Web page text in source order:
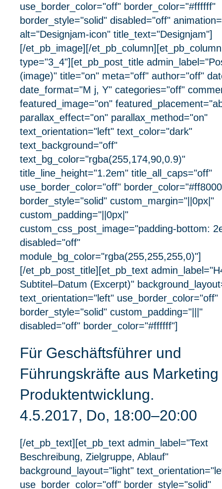
use_border_color="off" border_color="#ffffff"
border_style="solid" disabled="off"
alt="Designjam-icon" title_text="Designjam"]
[/et_pb_image][/et_pb_column][et_pb_column
type="3_4"][et_pb_post_title
(image)" title="on" meta="off" author="off"
date_format="M j, Y" categories="off"
featured_image="on"
parallax_effect="on" parallax_method="on"
text_orientation="left" text_color="dark"
text_background="off"
text_bg_color="rgba(255,174,90,0.9)"
title_line_height="1.2em" title_all_caps="off"
use_border_color="off"
border_style="solid" custom_margin="||0px|"
custom_padding="||0px|"
custom_css_post_image="padding-bottom:
disabled="off"
module_bg_color="rgba(255,255,255,0)"]
[/et_pb_post_title][et_pb_text
Subtitel–Datum (Excerpt)"
text_orientation="left" use_border_color="off"
border_style="solid" custom_padding="|||"
disabled="off" border_color="#ffffff"]
Für Geschäftsführer und
Führungskräfte aus
Produktentwicklung.
4.5.2017, Do, 18:00–20:00
[/et_pb_text][et_pb_text admin_label="Text
Beschreibung, Zielgruppe, Ablauf"
background_layout="light"
use_border_color="off" border_style="solid"